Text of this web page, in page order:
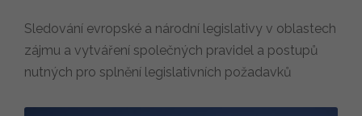
Sledování evropské a národní legislativy v oblastech
zájmu a vytváření společných pravidel a postupů
nutných pro splnění legislativních požadavků